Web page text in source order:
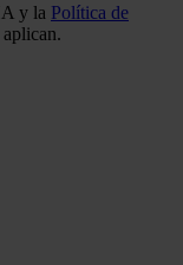
y la Política de